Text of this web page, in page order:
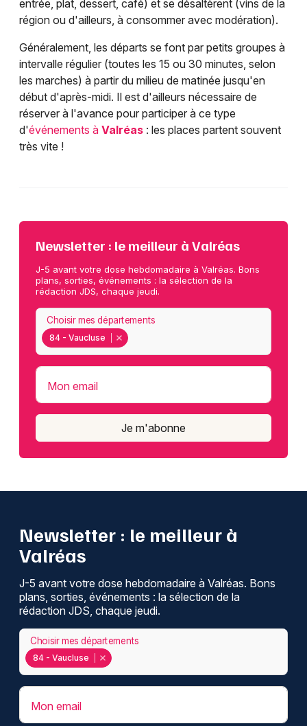
entrée, plat, dessert, café) et se désaltèrent (vins de la
région ou d'ailleurs, à consommer avec modération).
Généralement, les départs se font par petits groupes à
intervalle régulier (toutes les 15 ou 30 minutes, selon
les marches) à partir du milieu de matinée jusqu'en
début d'après-midi. Il est d'ailleurs nécessaire de
réserver à l'avance pour participer à ce type
d'événements à Valréas : les places partent souvent
très vite !
Newsletter : le meilleur à Valréas
J-5 avant votre dose hebdomadaire à Valréas. Bons
plans, sorties, événements : la sélection de la
rédaction JDS, chaque jeudi.
84 - Vaucluse
Choisir mes départements
Mon email
Je m'abonne
Newsletter : le meilleur à
Valréas
J-5 avant votre dose hebdomadaire à Valréas. Bons
plans, sorties, événements : la sélection de la
rédaction JDS, chaque jeudi.
84 - Vaucluse
Choisir mes départements
Mon email